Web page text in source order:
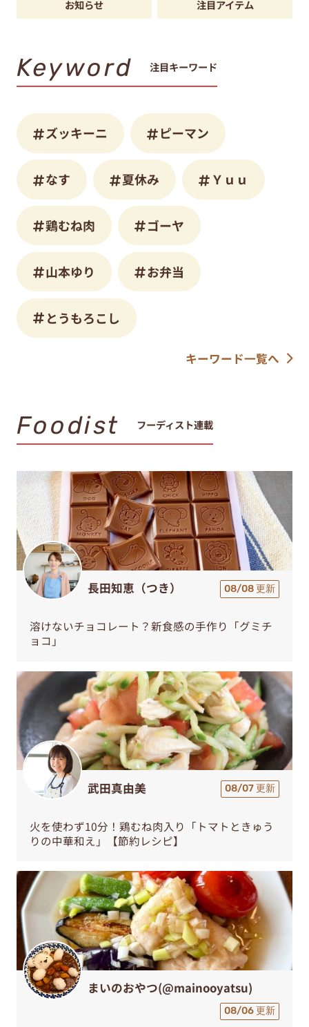
お知らせ 注目アイテム
Keyword 注目キーワード
ズッキーニ ピーマン
なす 夏休み Ｙｕｕ
鶏むね肉 ゴーヤ
山本ゆり お弁当
とうもろこし
キーワード一覧へ
Foodist フーディスト連載
長田知恵（つき） 08/08 更新
溶けないチョコレート？新食感の手作り「グミチ
ョコ」
武田真由美 08/07 更新
火を使わず10分！鶏むね肉入り「トマトときゅう
りの中華和え」【節約レシピ】
まいのおやつ(@mainooyatsu)
08/06 更新